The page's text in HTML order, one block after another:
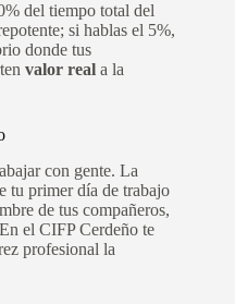
del tiempo total del
si hablas el 5%,
donde tus
valor real a la
con gente. La
tu primer día de trabajo
de tus compañeros,
el CIFP Cerdeño te
profesional la